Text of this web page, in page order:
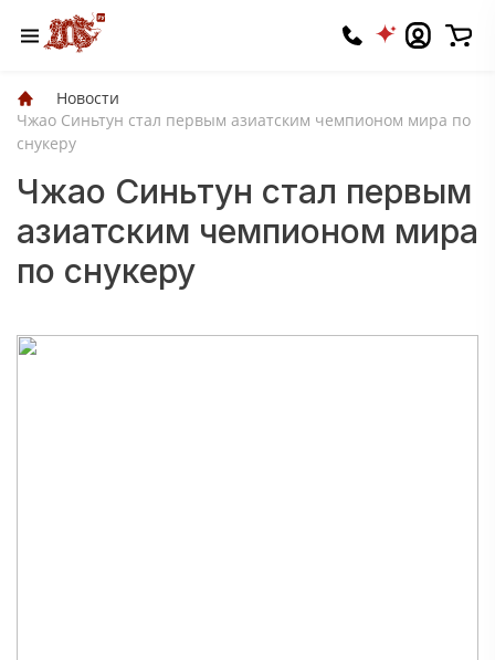
Новости
Чжао Синьтун стал первым азиатским чемпионом мира по
снукеру
Чжао Синьтун стал первым
азиатским чемпионом мира
по снукеру